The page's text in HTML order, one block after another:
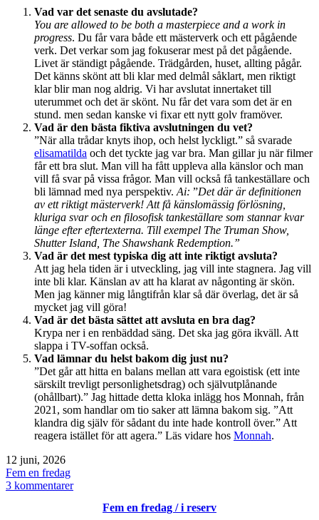
Vad var det senaste du avslutade?
You are allowed to be both a masterpiece and a work in
progress. Du får vara både ett mästerverk och ett pågående
verk. Det verkar som jag fokuserar mest på det pågående.
Livet är ständigt pågående. Trädgården, huset, allting pågår.
Det känns skönt att bli klar med delmål såklart, men riktigt
klar blir man nog aldrig. Vi har avslutat innertaket till
uterummet och det är skönt. Nu får det vara som det är en
stund. men sedan kanske vi fixar ett nytt golv framöver.
Vad är den bästa fiktiva avslutningen du vet?
”När alla trådar knyts ihop, och helst lyckligt.” så svarade
elisamatilda och det tyckte jag var bra. Man gillar ju när filmer
får ett bra slut. Man vill ha fått uppleva alla känslor och man
vill få svar på vissa frågor. Man vill också få tankeställare och
bli lämnad med nya perspektiv. Ai: ”Det där är definitionen
av ett riktigt mästerverk! Att få känslomässig förlösning,
kluriga svar och en filosofisk tankeställare som stannar kvar
länge efter eftertexterna. Till exempel The Truman Show,
Shutter Island, The Shawshank Redemption.”
Vad är det mest typiska dig att inte riktigt avsluta?
Att jag hela tiden är i utveckling, jag vill inte stagnera. Jag vill
inte bli klar. Känslan av att ha klarat av någonting är skön.
Men jag känner mig långtifrån klar så där överlag, det är så
mycket jag vill göra!
Vad är det bästa sättet att avsluta en bra dag?
Krypa ner i en renbäddad säng. Det ska jag göra ikväll. Att
slappa i TV-soffan också.
Vad lämnar du helst bakom dig just nu?
”Det går att hitta en balans mellan att vara egoistisk (ett inte
särskilt trevligt personlighetsdrag) och självutplånande
(ohållbart).” Jag hittade detta kloka inlägg hos Monnah, från
2021, som handlar om tio saker att lämna bakom sig. ”Att
klandra dig själv för sådant du inte hade kontroll över.” Att
reagera istället för att agera.” Läs vidare hos Monnah.
Publicerat
den
12 juni, 2026
Kategoriserat
som
Fem en fredag
3 kommentarertill
Fem en fredag / i reserv